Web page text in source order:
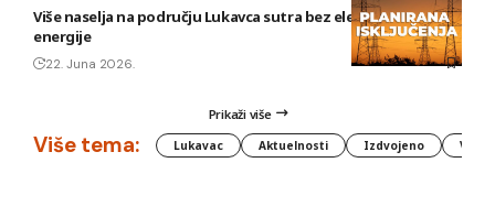
Više naselja na području Lukavca sutra bez električne
energije
22. Juna 2026.
Prikaži više
Više tema: Lukavac Aktuelnosti Izdvojeno